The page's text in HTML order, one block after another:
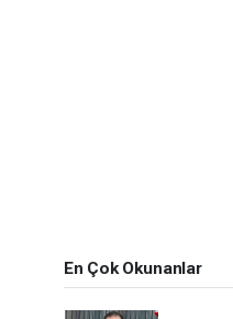
En Çok Okunanlar